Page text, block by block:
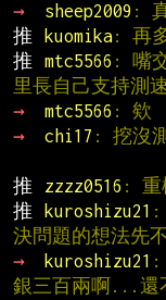
→
sheep2009 :
推
kuomika: 再
推
mtc5566 : 嘴
里長自己支持測
→
mtc5566 : 欸
→
chi17 : 挖沒
推
zzzz0516 : 重
推
kuroshizu21 :
決問題的想法先
→
kuroshizu21 :
銀三百兩啊...還